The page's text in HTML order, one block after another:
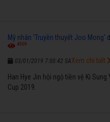
Mỹ nhân 'Truyền thuyết Joo Mong'
4509
03/01/2019 7:00:42 SA
Han Hye Jin hội ngộ tiền vệ Ki
Cup 2019.
Xem chi tiết